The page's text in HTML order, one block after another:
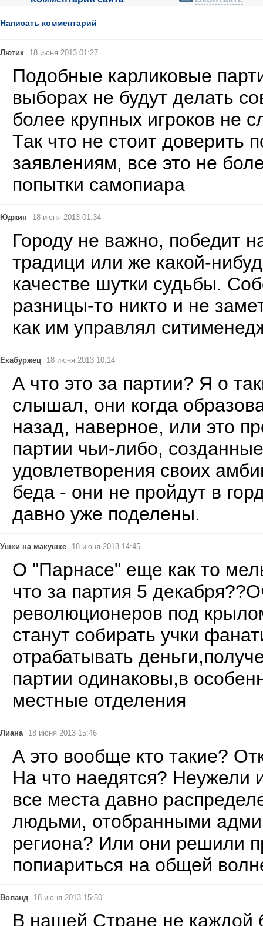
Написать комментарий
Лютик 18 июня 2013 01:27
Подобные карликовые
выборах не будут делать
более крупных игроков не
Так что не стоит доверить
заявлениям, все это не
попытки самопиара
Юджин 18 июня 2013 01:34
Городу не важно, победит
традици или же какой-
качестве шутки судьбы.
разницы-то никто и не
как им управлял
Екабуржец 18 июня 2013 10:14
А что это за партии? Я о
слышал, они когда
назад, наверное, или это
партии чьи-либо,
удовлетворения своих
беда - они не пройдут в
давно уже поделены.
Ушки на макушке 18 июня 2013 14:45
О "Парнасе" еще как то
что за партия 5
революционеров под
станут собирать учки
отрабатывать
партии одинаковы,в
местные отделения
Лиана 18 июня 2013 15:46
А это вообще кто такие?
На что наедятся? Неужели
все места давно
людьми, отобранными
региона? Или они решили
попиариться на общей
Воланд 18 июня 2013 15:50
В нашей Стране не каждой